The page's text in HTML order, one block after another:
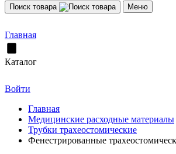
Поиск товара Меню
Главная
Каталог
Войти
Главная
Медицинские расходные материалы
Трубки трахеостомические
Фенестрированные